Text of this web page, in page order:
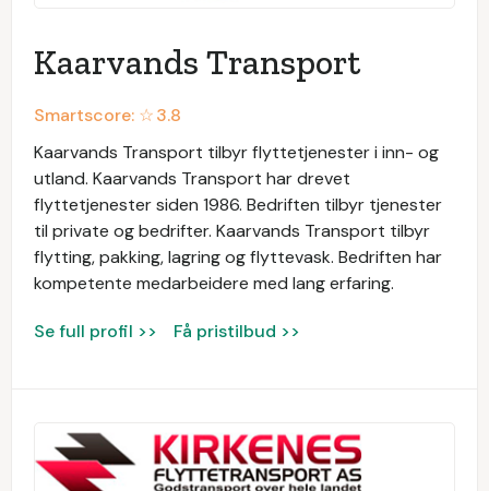
Kaarvands Transport
Smartscore: ☆3.8
Kaarvands Transport tilbyr flyttetjenester i inn- og
utland. Kaarvands Transport har drevet
flyttetjenester siden 1986. Bedriften tilbyr tjenester
til private og bedrifter. Kaarvands Transport tilbyr
flytting, pakking, lagring og flyttevask. Bedriften har
kompetente medarbeidere med lang erfaring.
Se full profil >> Få pristilbud >>